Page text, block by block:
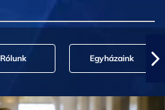
Rólunk Egyházaink